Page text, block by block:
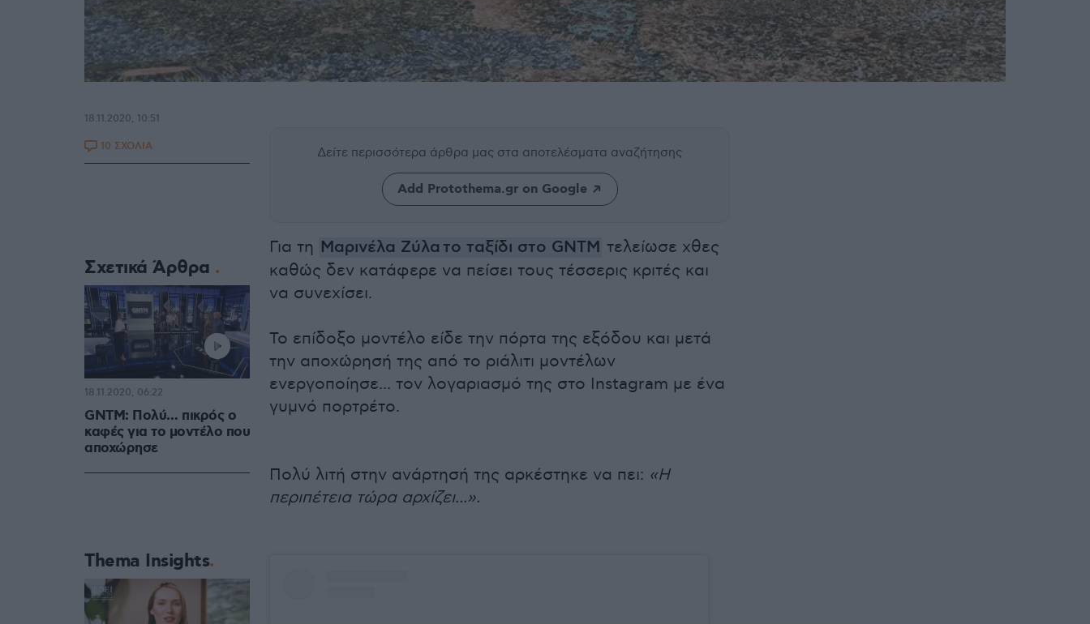
Δείτε περισσότερα άρθρα μας στα αποτελέσματα αναζήτησης
Add Protothema.gr on Google
Για τη Μαρινέλα Ζύλα το ταξίδι στο GNTM τελείωσε χθες
καθώς δεν κατάφερε να πείσει τους τέσσερις κριτές και
να συνεχίσει.
Το επίδοξο μοντέλο είδε την πόρτα της εξόδου και μετά
την αποχώρησή της από το ριάλιτι μοντέλων
ενεργοποίησε... τον λογαριασμό της στο Instagram με ένα
γυμνό πορτρέτο.
Πολύ λιτή στην ανάρτησή της αρκέστηκε να πει: «Η
περιπέτεια τώρα αρχίζει...».
18.11.2020, 10:51
10 ΣΧΟΛΙΑ
Σχετικά Άρθρα
GNTM: Πολύ… πικρός ο
καφές για το μοντέλο που
αποχώρησε
18.11.2020, 06:22
Thema Insights